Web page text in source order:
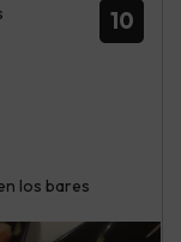
10
los bares